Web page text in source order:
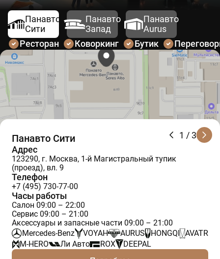
Панавто
Сити
Панавто
Запад
Панавто
Aurus
Ресторан
Коворкинг Бутик
1 / 3
Панавто Сити
Адрес
123290, г. Москва, 1-й Магистральный тупик
(проезд), вл. 9
Телефон
+7 (495) 730-77-00
Часы работы
Салон 09:00 – 22:00
Сервис 09:00 – 21:00
Аксессуары и запасные части 09:00 – 21:00
Mercedes-Benz
VOYAH AURUS HONGQI
AVATR
M-HERO
Ли Авто ROX
DEEPAL